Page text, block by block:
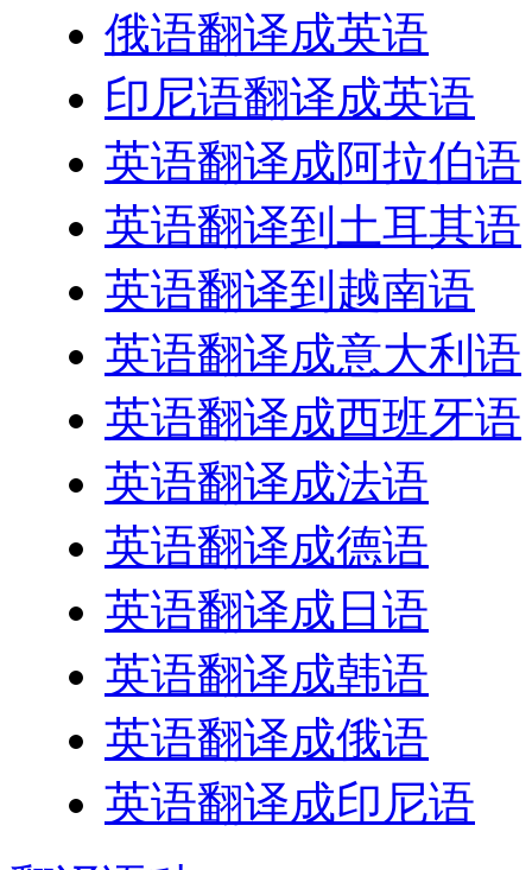
俄语翻译成英语
印尼语翻译成英语
英语翻译成阿拉伯语
英语翻译到土耳其语
英语翻译到越南语
英语翻译成意大利语
英语翻译成西班牙语
英语翻译成法语
英语翻译成德语
英语翻译成日语
英语翻译成韩语
英语翻译成俄语
英语翻译成印尼语